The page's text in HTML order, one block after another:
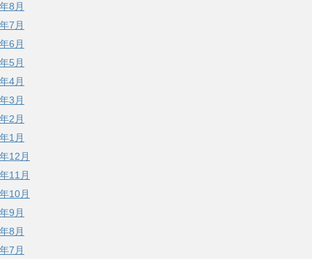
8月
7月
6月
5月
4月
3月
2月
1月
12月
11月
10月
9月
8月
7月